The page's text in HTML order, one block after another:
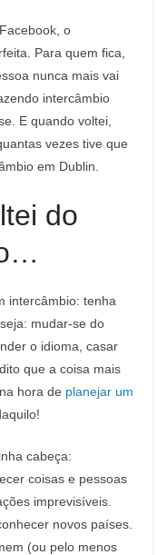
o
Para quem fica,
nunca mais vai
intercâmbio
E quando voltei,
vezes tive que
em Dublin.
do
intercâmbio: tenha
mudar-se do
o idioma, casar
que a coisa mais
hora de planejar um
cabeça:
coisas e pessoas
imprevisíveis.
novos países.
(ou pelo menos